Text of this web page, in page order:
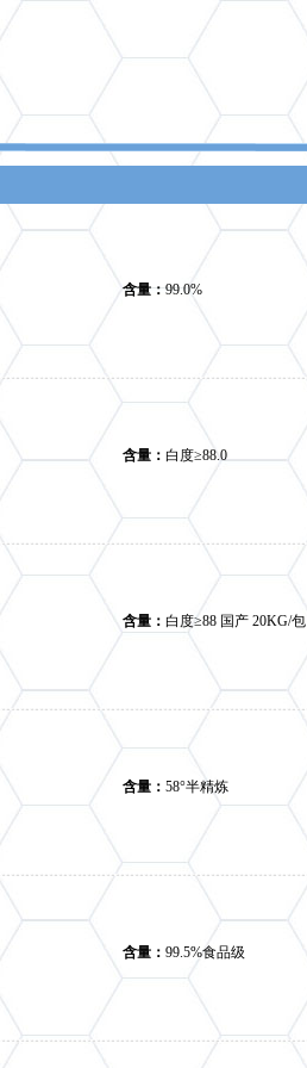
含量：99.0%
含量： 白度≥88.0
含量： 白度≥88 国产 20KG/包
含量： 58°半精炼
含量： 99.5%食品级